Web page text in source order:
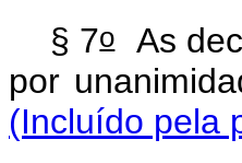
§ 7oAs
por
(Incluído pela